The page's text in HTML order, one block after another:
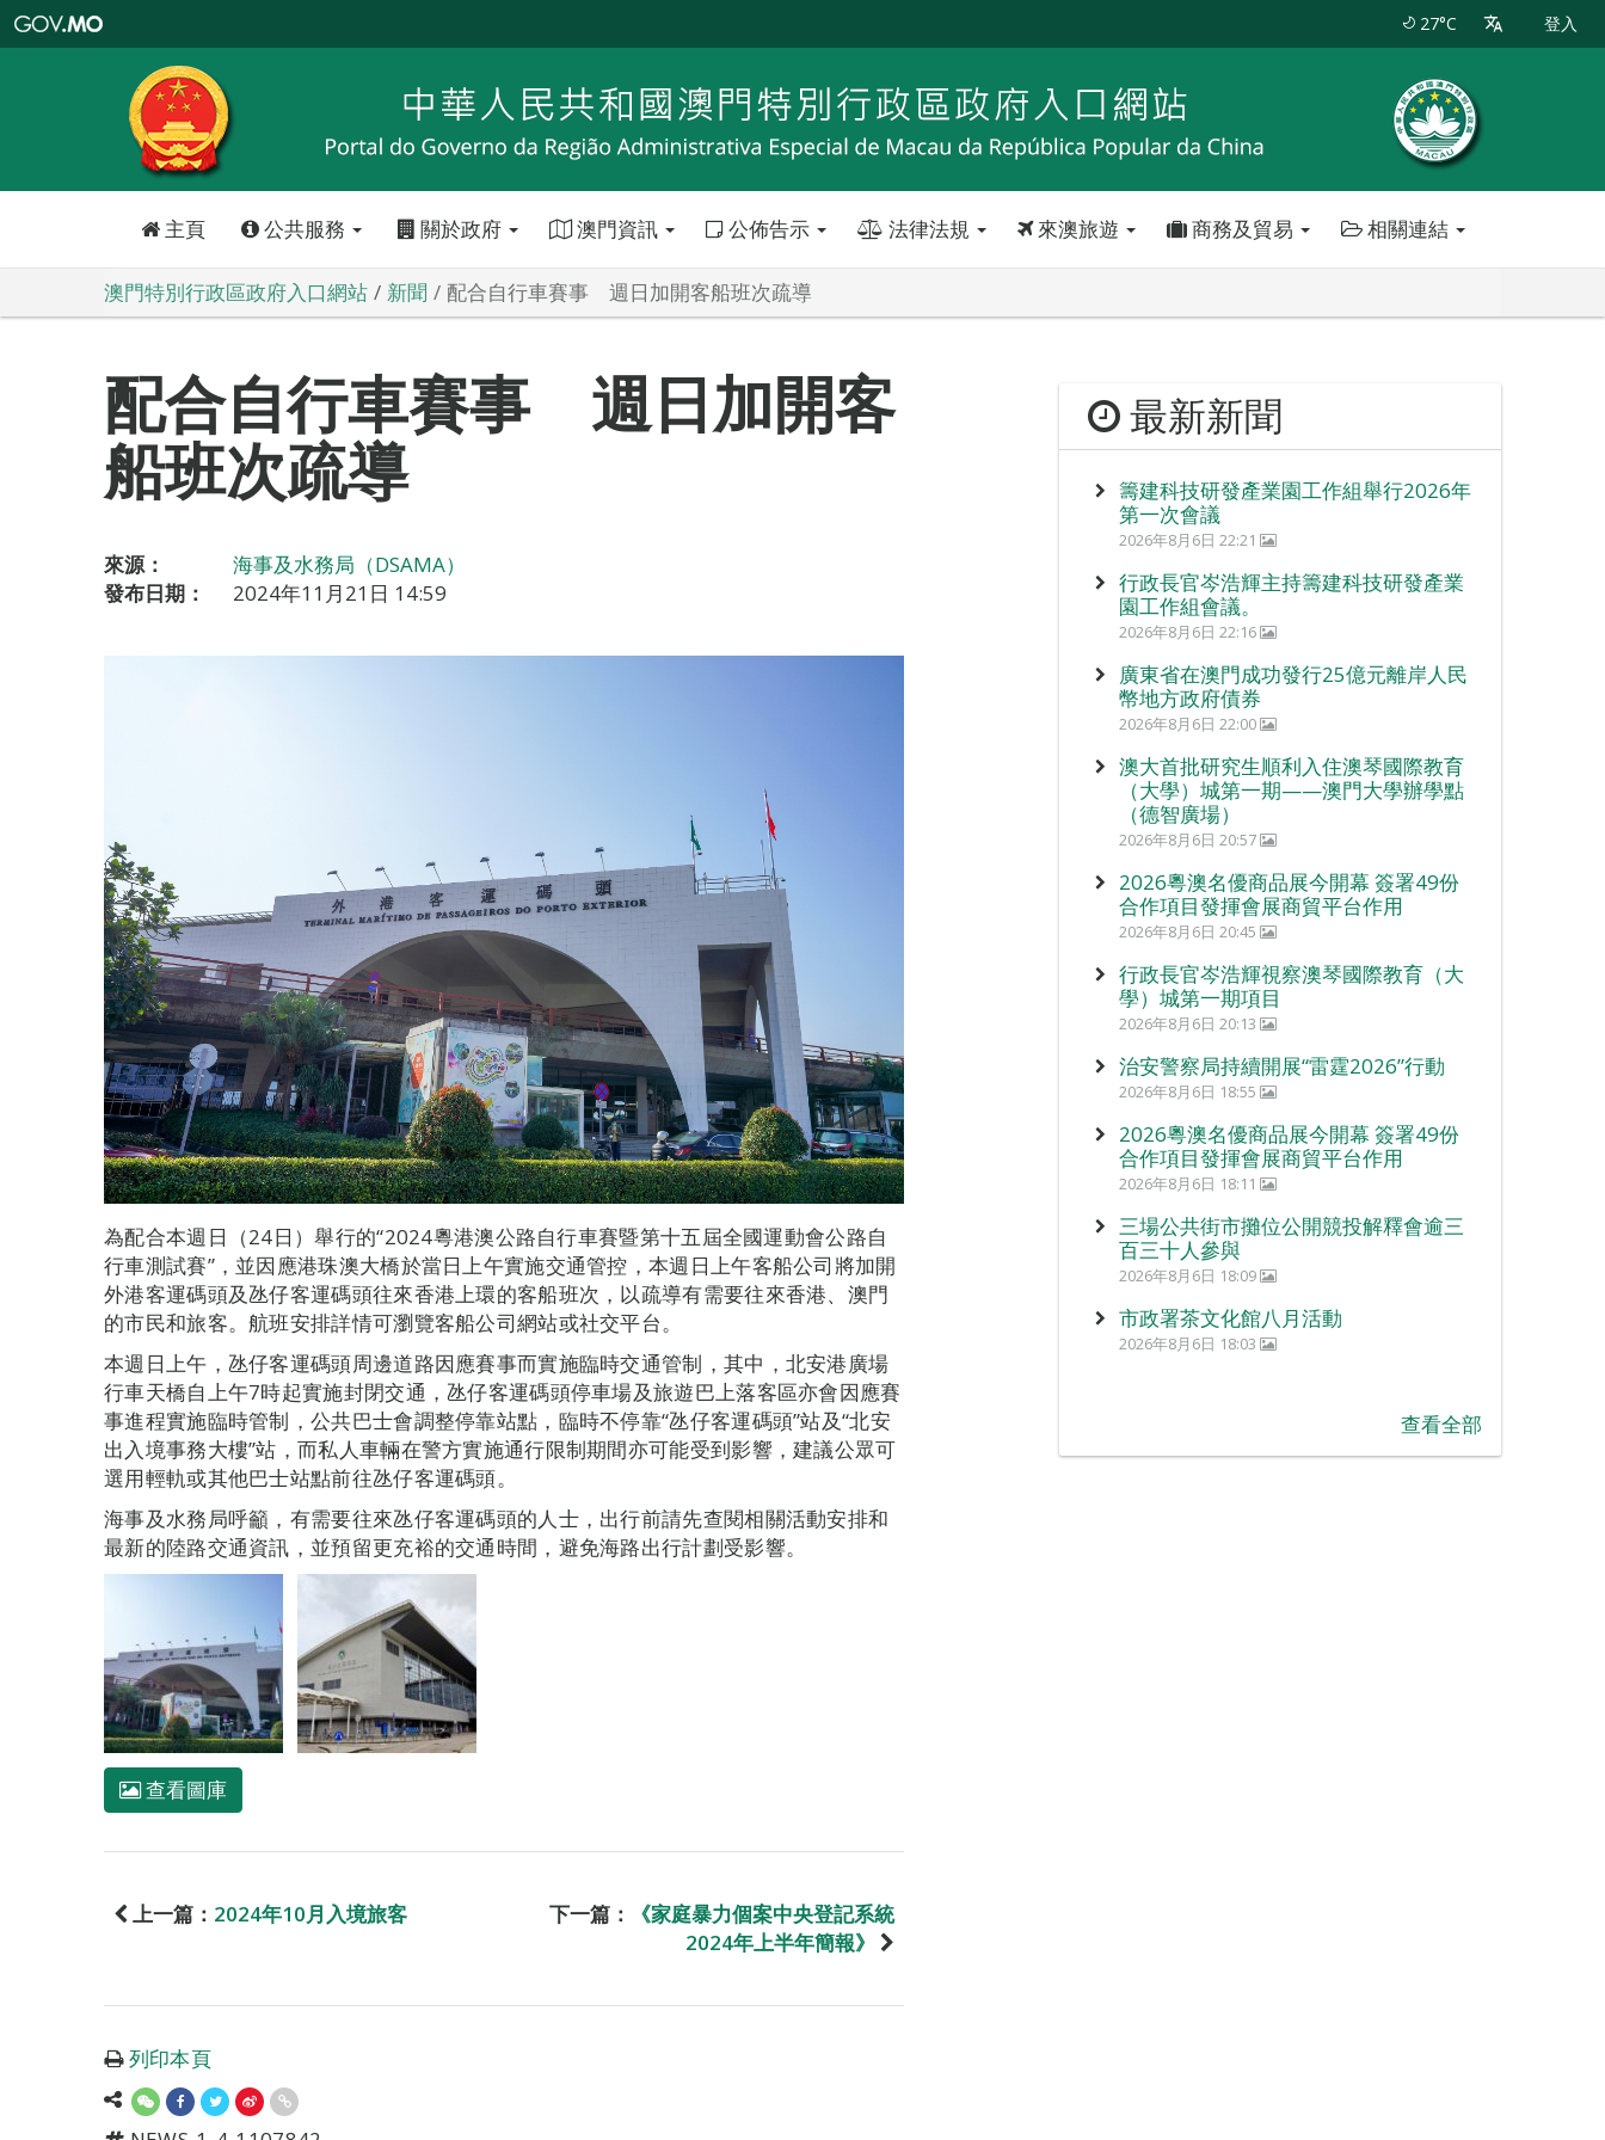
特
政
區
政
口
27°C 登入
主頁 公共服務 關於政府 澳門資訊 公佈告示 法律法規 來澳旅遊 商務及貿易 相關連結
澳門特別行政區政府入口網站 新聞 配合自行車賽事 週日加開客船班次疏導
配合自行車賽事 週日加開客
船班次疏導
來源：
海事及水務局（DSAMA）
發布日期：
2024年11月21日 14:59
為配合本週日（24日）舉行的“2024粵港澳公路自行車賽暨第十五屆全國運動會公路自
行車測試賽”，並因應港珠澳大橋於當日上午實施交通管控，本週日上午客船公司將加開
外港客運碼頭及氹仔客運碼頭往來香港上環的客船班次，以疏導有需要往來香港、澳門
的市民和旅客。航班安排詳情可瀏覽客船公司網站或社交平台。
本週日上午，氹仔客運碼頭周邊道路因應賽事而實施臨時交通管制，其中，北安港廣場
行車天橋自上午7時起實施封閉交通，氹仔客運碼頭停車場及旅遊巴上落客區亦會因應賽
事進程實施臨時管制，公共巴士會調整停靠站點，臨時不停靠“氹仔客運碼頭”站及“北安
出入境事務大樓”站，而私人車輛在警方實施通行限制期間亦可能受到影響，建議公眾可
選用輕軌或其他巴士站點前往氹仔客運碼頭。
海事及水務局呼籲，有需要往來氹仔客運碼頭的人士，出行前請先查閱相關活動安排和
最新的陸路交通資訊，並預留更充裕的交通時間，避免海路出行計劃受影響。
查看圖庫
上一篇： 2024年10月入境旅客 下一篇：
《家庭暴力個案中央登記系統
2024年上半年簡報》
列印本頁
最新新聞
籌建科技研發產業園工作組舉行2026年
第一次會議
2026年8月6日 22:21
行政長官岑浩輝主持籌建科技研發產業
園工作組會議。
2026年8月6日 22:16
廣東省在澳門成功發行25億元離岸人民
幣地方政府債券
2026年8月6日 22:00
澳大首批研究生順利入住澳琴國際教育
（大學）城第一期——澳門大學辦學點
（德智廣場）
2026年8月6日 20:57
2026粵澳名優商品展今開幕 簽署49份
合作項目發揮會展商貿平台作用
2026年8月6日 20:45
行政長官岑浩輝視察澳琴國際教育（大
學）城第一期項目
2026年8月6日 20:13
治安警察局持續開展“雷霆2026”行動
2026年8月6日 18:55
2026粵澳名優商品展今開幕 簽署49份
合作項目發揮會展商貿平台作用
2026年8月6日 18:11
三場公共街市攤位公開競投解釋會逾三
百三十人參與
2026年8月6日 18:09
市政署茶文化館八月活動
2026年8月6日 18:03
查看全部